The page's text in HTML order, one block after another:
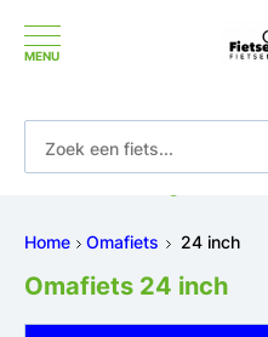
MENU
Home Omafiets 24 inch
Omafiets 24 inch